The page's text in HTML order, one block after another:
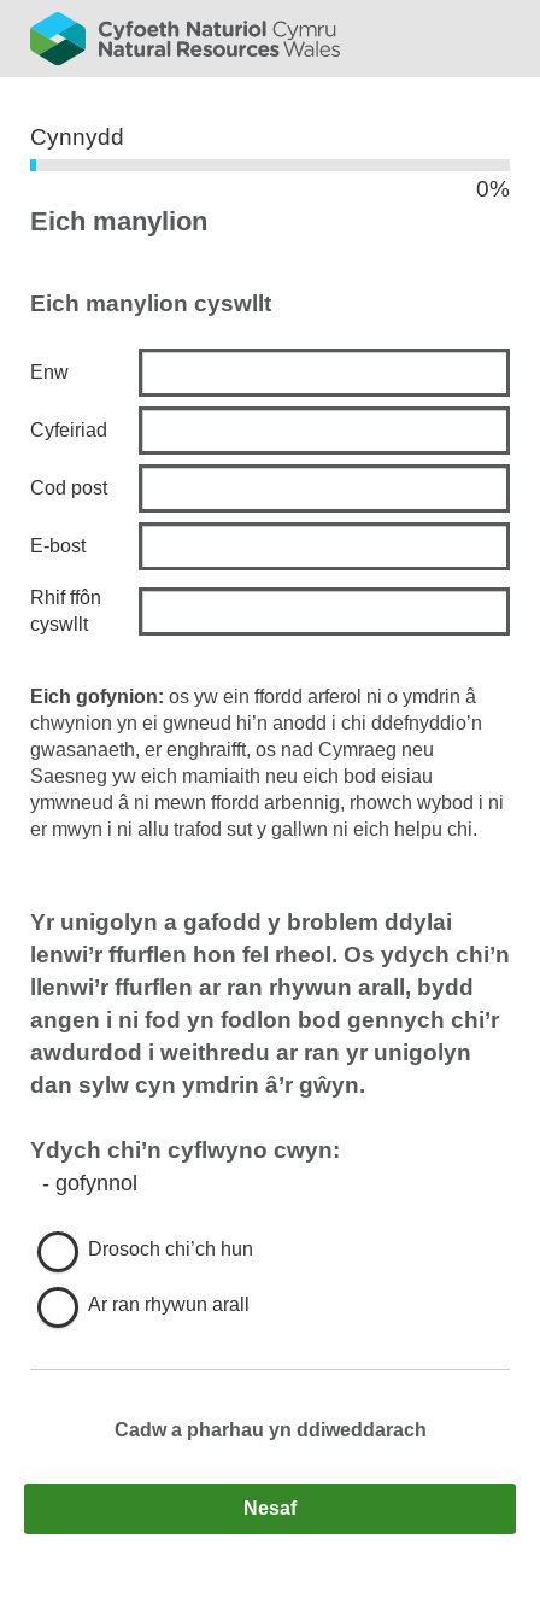
Cynnydd
0%
0%
Eich manylion
Eich manylion cyswllt
Enw
Cyfeiriad
Cod post
E-bost
Rhif ffôn
cyswllt
Eich gofynion: os yw ein ffordd arferol ni o ymdrin â
chwynion yn ei gwneud hi’n anodd i chi ddefnyddio’n
gwasanaeth, er enghraifft, os nad Cymraeg neu
Saesneg yw eich mamiaith neu eich bod eisiau
ymwneud â ni mewn ffordd arbennig, rhowch wybod i ni
er mwyn i ni allu trafod sut y gallwn ni eich helpu chi.
Yr unigolyn a gafodd y broblem ddylai
lenwi’r ffurflen hon fel rheol. Os ydych chi’n
llenwi’r ffurflen ar ran rhywun arall, bydd
angen i ni fod yn fodlon bod gennych chi’r
awdurdod i weithredu ar ran yr unigolyn
dan sylw cyn ymdrin â’r gŵyn.
Ydych chi’n cyflwyno cwyn:
- gofynnol
Drosoch chi’ch hun
Ar ran rhywun arall